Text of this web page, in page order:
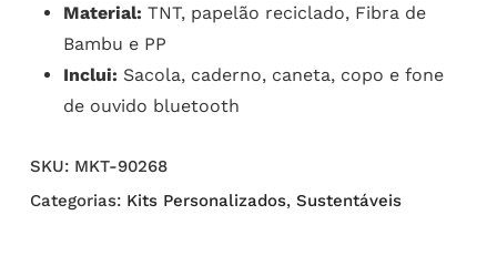
Material: TNT, papelão reciclado, Fibra de
Bambu e PP
Inclui: Sacola, caderno, caneta, copo e fone
de ouvido bluetooth
SKU: MKT-90268
Categorias: Kits Personalizados, Sustentáveis